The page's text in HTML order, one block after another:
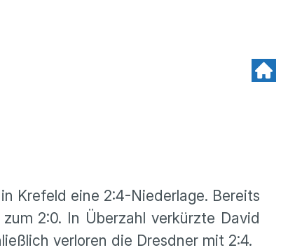
Krefeld eine 2:4-Niederlage. Bereits
2:0. In Überzahl verkürzte David
verloren die Dresdner mit 2:4.